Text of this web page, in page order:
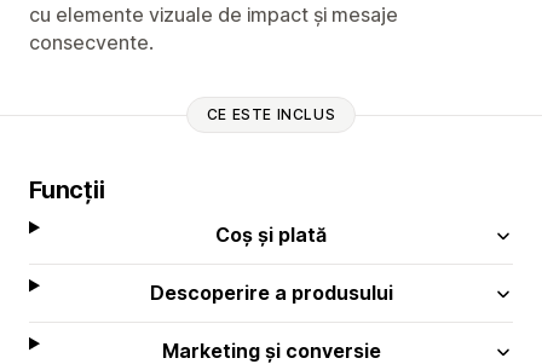
cu elemente vizuale de impact și mesaje
consecvente.
CE ESTE INCLUS
Funcții
Coș și plată
Descoperire a produsului
Marketing și conversie